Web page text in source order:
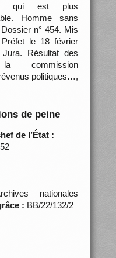
qui est plus
Homme sans
n° 454. Mis
le 18 février
Résultat des
commission
politiques…,
de peine
de l’État :
nationales
: BB/22/132/2